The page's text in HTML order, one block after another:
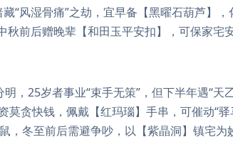
“风湿骨痛”之劫，宜早备【黑曜石葫芦】
前后赠晚辈【和田玉平安扣】，可保家宅安
，25岁者事业“束手无策”，但下半年遇“天
莫贪快钱，佩戴【红玛瑙】手串，可催动“驿
，冬至前后需避争吵，以【紫晶洞】镇宅为